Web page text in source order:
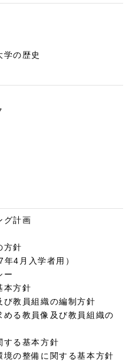
学の歴史
グ計画
方針
4月入学者用）
ー
本方針
び教員組織の編制方針
る教員像及び教員組織の
する基本方針
の整備に関する基本方針